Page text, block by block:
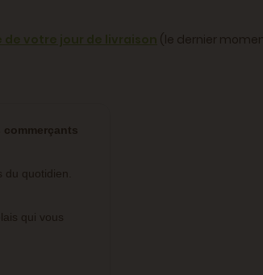
de votre jour de livraison (le dernier
quotidien.
qui vous